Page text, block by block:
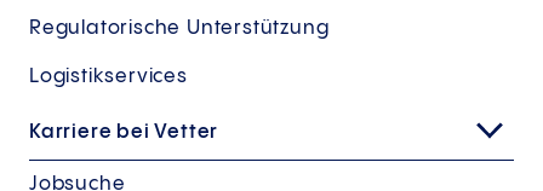
Regulatorische Unterstützung
Logistikservices
Karriere bei Vetter
Jobsuche